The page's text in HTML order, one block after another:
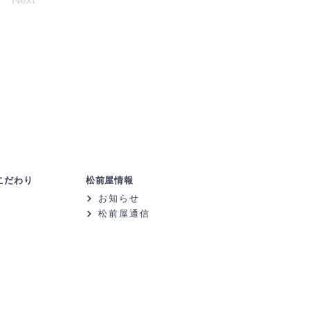
だわり
松前屋情報
お知らせ
松前屋通信